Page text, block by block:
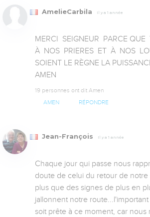
AmelieCarbila Il y a 1 année
MERCI  SEIGNEUR  PARCE QUE
À  NOS  PRIERES  ET  À  NOS
SOIENT LE RÈGNE LA
AMEN
19 personnes ont dit Amen
AMEN RÉPONDRE
Jean-François Il y a 1 année
Chaque jour qui passe nous
doute de celui du retour de
plus que des signes de plus en
jallonnent notre
soit prête à ce moment, car nous